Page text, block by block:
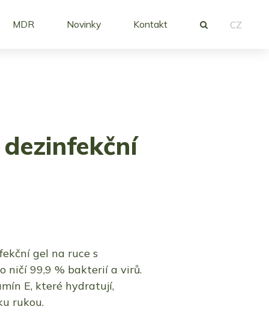
MDR Novinky Kontakt CZ
dezinfekční
gel na ruce s
ničí 99,9 % bakterií a virů.
E, které hydratují,
rukou.